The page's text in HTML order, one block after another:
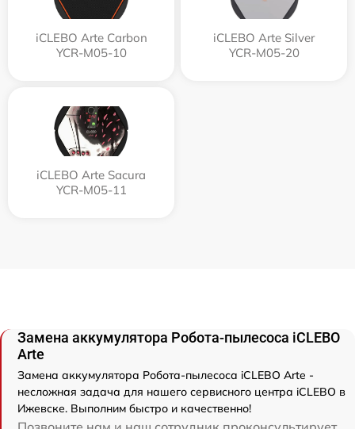
iCLEBO Arte Carbon
YCR-M05-10
iCLEBO Arte Silver
YCR-M05-20
iCLEBO Arte Sacura
YCR-M05-11
Замена аккумулятора Робота-пылесоса iCLEBO
Arte
Замена аккумулятора Робота-пылесоса iCLEBO Arte -
несложная задача для нашего сервисного центра iCLEBO в
Ижевске. Выполним быстро и качественно!